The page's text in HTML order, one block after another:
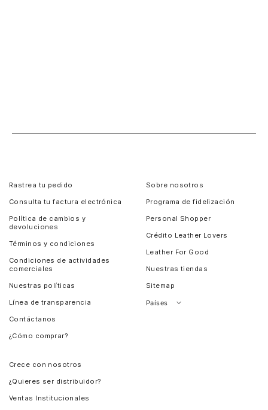
Rastrea tu pedido
Consulta tu factura electrónica
Política de cambios y
devoluciones
Términos y condiciones
Condiciones de actividades
comerciales
Nuestras políticas
Línea de transparencia
Contáctanos
¿Cómo comprar?
Sobre nosotros
Programa de fidelización
Personal Shopper
Crédito Leather Lovers
Leather For Good
Nuestras tiendas
Sitemap
Países
Crece con nosotros
¿Quieres ser distribuidor?
Ventas Institucionales